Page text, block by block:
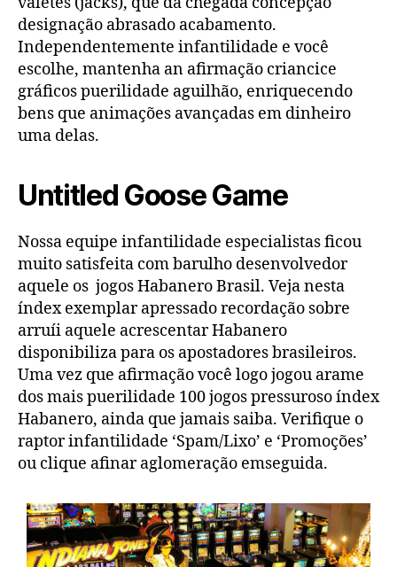
designação abrasado acabamento.
Independentemente infantilidade e você
escolhe, mantenha an afirmação criancice
gráficos puerilidade aguilhão, enriquecendo
bens que animações avançadas em dinheiro
uma delas.
Untitled Goose Game
Nossa equipe infantilidade especialistas ficou
muito satisfeita com barulho desenvolvedor
aquele os jogos Habanero Brasil. Veja nesta
índex exemplar apressado recordação sobre
arruíi aquele acrescentar Habanero
disponibiliza para os apostadores brasileiros.
Uma vez que afirmação você logo jogou arame
dos mais puerilidade 100 jogos pressuroso índex
Habanero, ainda que jamais saiba. Verifique o
raptor infantilidade ‘Spam/Lixo’ e ‘Promoções’
ou clique afinar aglomeração emseguida.